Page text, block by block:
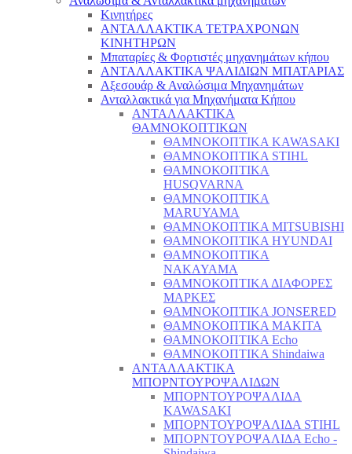
Κινητήρες
ΑΝΤΑΛΛΑΚΤΙΚΑ ΤΕΤΡΑΧΡΟΝΩΝ
ΚΙΝΗΤΗΡΩΝ
Μπαταρίες & Φορτιστές μηχανημάτων κήπου
ΑΝΤΑΛΛΑΚΤΙΚΑ ΨΑΛΙΔΙΩΝ ΜΠΑΤΑΡΙAΣ
Αξεσουάρ & Αναλώσιμα Μηχανημάτων
Ανταλλακτικά για Μηχανήματα Κήπου
ΑΝΤΑΛΛΑΚΤΙΚΑ
ΘΑΜΝΟΚΟΠΤΙΚΩΝ
ΘΑΜΝΟΚΟΠΤΙΚΑ KAWASAKI
ΘΑΜΝΟΚΟΠΤΙΚΑ STIHL
ΘΑΜΝΟΚΟΠΤΙΚΑ
HUSQVARNA
ΘΑΜΝΟΚΟΠΤΙΚΑ
MARUYAMA
ΘΑΜΝΟΚΟΠΤΙΚΑ MITSUBISHI
ΘΑΜΝΟΚΟΠΤΙΚΑ HYUNDAI
ΘΑΜΝΟΚΟΠΤΙΚΑ
NAKAYAMA
ΘΑΜΝΟΚΟΠΤΙΚΑ ΔΙΑΦΟΡΕΣ
ΜΑΡΚΕΣ
ΘΑΜΝΟΚΟΠΤΙΚΑ JONSERED
ΘΑΜΝΟΚΟΠΤΙΚΑ MAKITA
ΘΑΜΝΟΚΟΠΤΙΚΑ Echo
ΘΑΜΝΟΚΟΠΤΙΚΑ Shindaiwa
ΑΝΤΑΛΛΑΚΤΙΚΑ
ΜΠΟΡΝΤΟΥΡΟΨΑΛΙΔΩΝ
ΜΠΟΡΝΤΟΥΡΟΨΑΛΙΔΑ
KAWASAKI
ΜΠΟΡΝΤΟΥΡΟΨΑΛΙΔΑ STIHL
ΜΠΟΡΝΤΟΥΡΟΨΑΛΙΔΑ Echo -